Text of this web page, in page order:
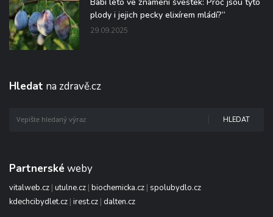
plody i jejich pecky elixírem mládí?“
29.09.2025
Hledat na zdravě.cz
HLEDAT
Partnerské weby
vitalweb.cz | utulne.cz | biochemicka.cz | spolubydlo.cz
kdechcibydlet.cz | irest.cz | dalten.cz